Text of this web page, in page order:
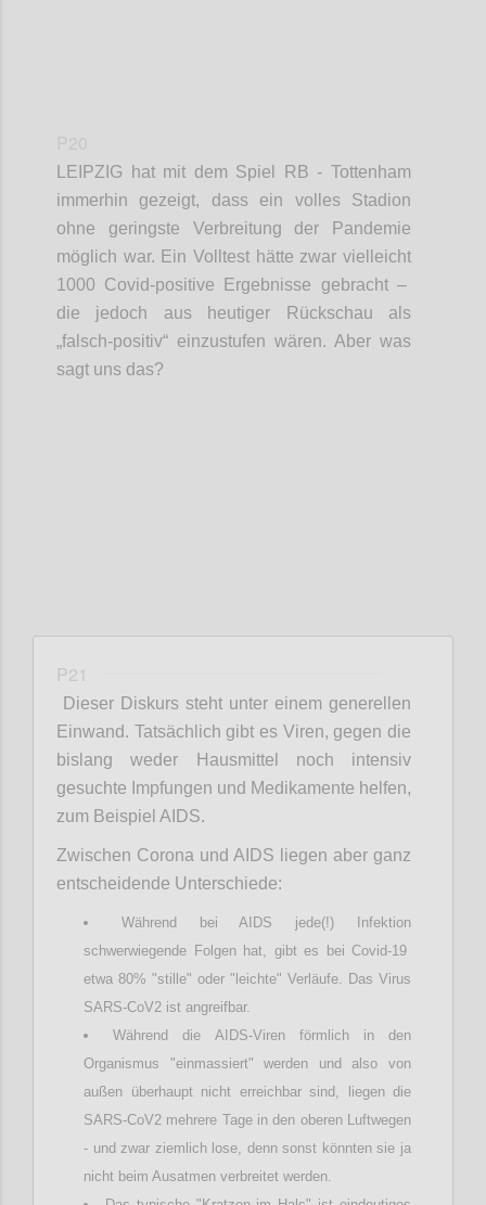
LEIPZIG hat mit dem Spiel RB - Tottenham
immerhin gezeigt, dass ein volles Stadion
ohne geringste Verbreitung der Pandemie
möglich war. Ein Volltest hätte zwarvielleicht
1000 Covid -positive Ergebnisse gebracht –
die jedoch aus heutiger Rückschau als
„falsch-positiv“ einzustufen wären. Aber was
sagt uns das?
P21
Dieser Diskurs steht unter einem generellen
Einwand. Tatsächlich gibt es Viren, gegen die
bislang weder Hausmittel noch intensiv
gesuchte Impfungen und Medikamente helfen,
zum Beispiel AIDS.
Zwischen Corona und AIDS liegen aber ganz
entscheidende Unterschiede:
Während bei AIDS jede(!) Infektion
schwerwiegende Folgen hat, gibt es bei Covid-19
etwa 80% "stille" oder "leichte" Verläufe. Das Virus
SARS-CoV2 ist angreifbar.
Während die AIDS-Viren förmlich in den
Organismus "einmassiert" werden und also von
außen überhaupt nicht erreichbar sind, liegen die
SARS-CoV2 mehrere Tage in den oberen Luftwegen
- und zwar ziemlich lose, denn sonst könnten sie ja
nicht beim Ausatmen verbreitet werden.